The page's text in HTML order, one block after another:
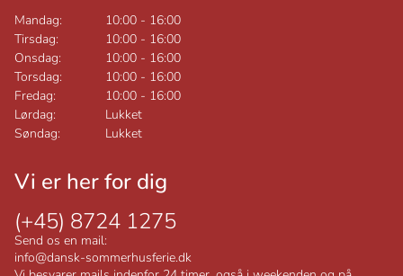
Mandag: 10:00 - 16:00
Tirsdag:
10:00 - 16:00
Onsdag:
10:00 - 16:00
Torsdag:
10:00 - 16:00
Fredag:
10:00 - 16:00
Lørdag:
Lukket
Søndag:
Lukket
Vi er her for dig
(+45) 8724 1275
Send os en mail:
info@dansk-sommerhusferie.dk